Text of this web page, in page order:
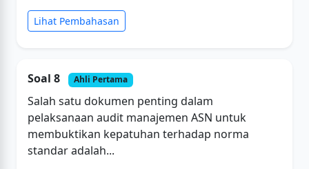
Lihat Pembahasan
Soal 8 Ahli Pertama
Salah satu dokumen penting dalam
pelaksanaan audit manajemen ASN untuk
membuktikan kepatuhan terhadap norma
standar adalah...